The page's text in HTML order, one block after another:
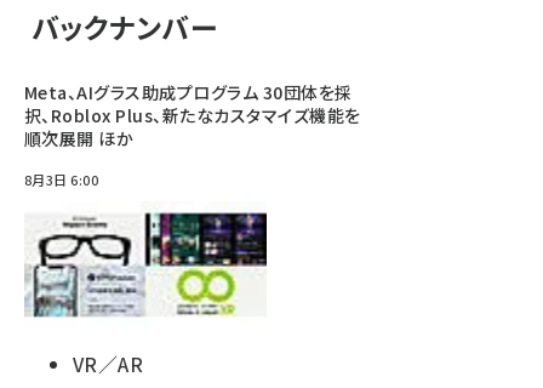
バックナンバー
Meta、AIグラス助成プログラム 30団体を採
択、Roblox Plus、新たなカスタマイズ機能を
順次展開 ほか
8月3日 6:00
VR／AR